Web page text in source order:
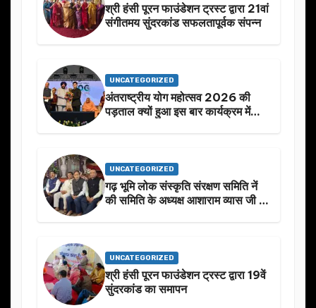
श्री हंसी पूरन फाउंडेशन ट्रस्ट द्वारा 21वां
संगीतमय सुंदरकांड सफलतापूर्वक संपन्न
UNCATEGORIZED
अंतराष्ट्रीय योग महोत्सव 2026 की
पड़ताल क्यों हुआ इस बार कार्यक्रम में
UNCATEGORIZED
गढ़ भूमि लोक संस्कृति संरक्षण समिति नें
की समिति के अध्यक्ष आशाराम व्यास जी के
UNCATEGORIZED
श्री हंसी पूरन फाउंडेशन ट्रस्ट द्वारा 19वें
सुंदरकांड का समापन